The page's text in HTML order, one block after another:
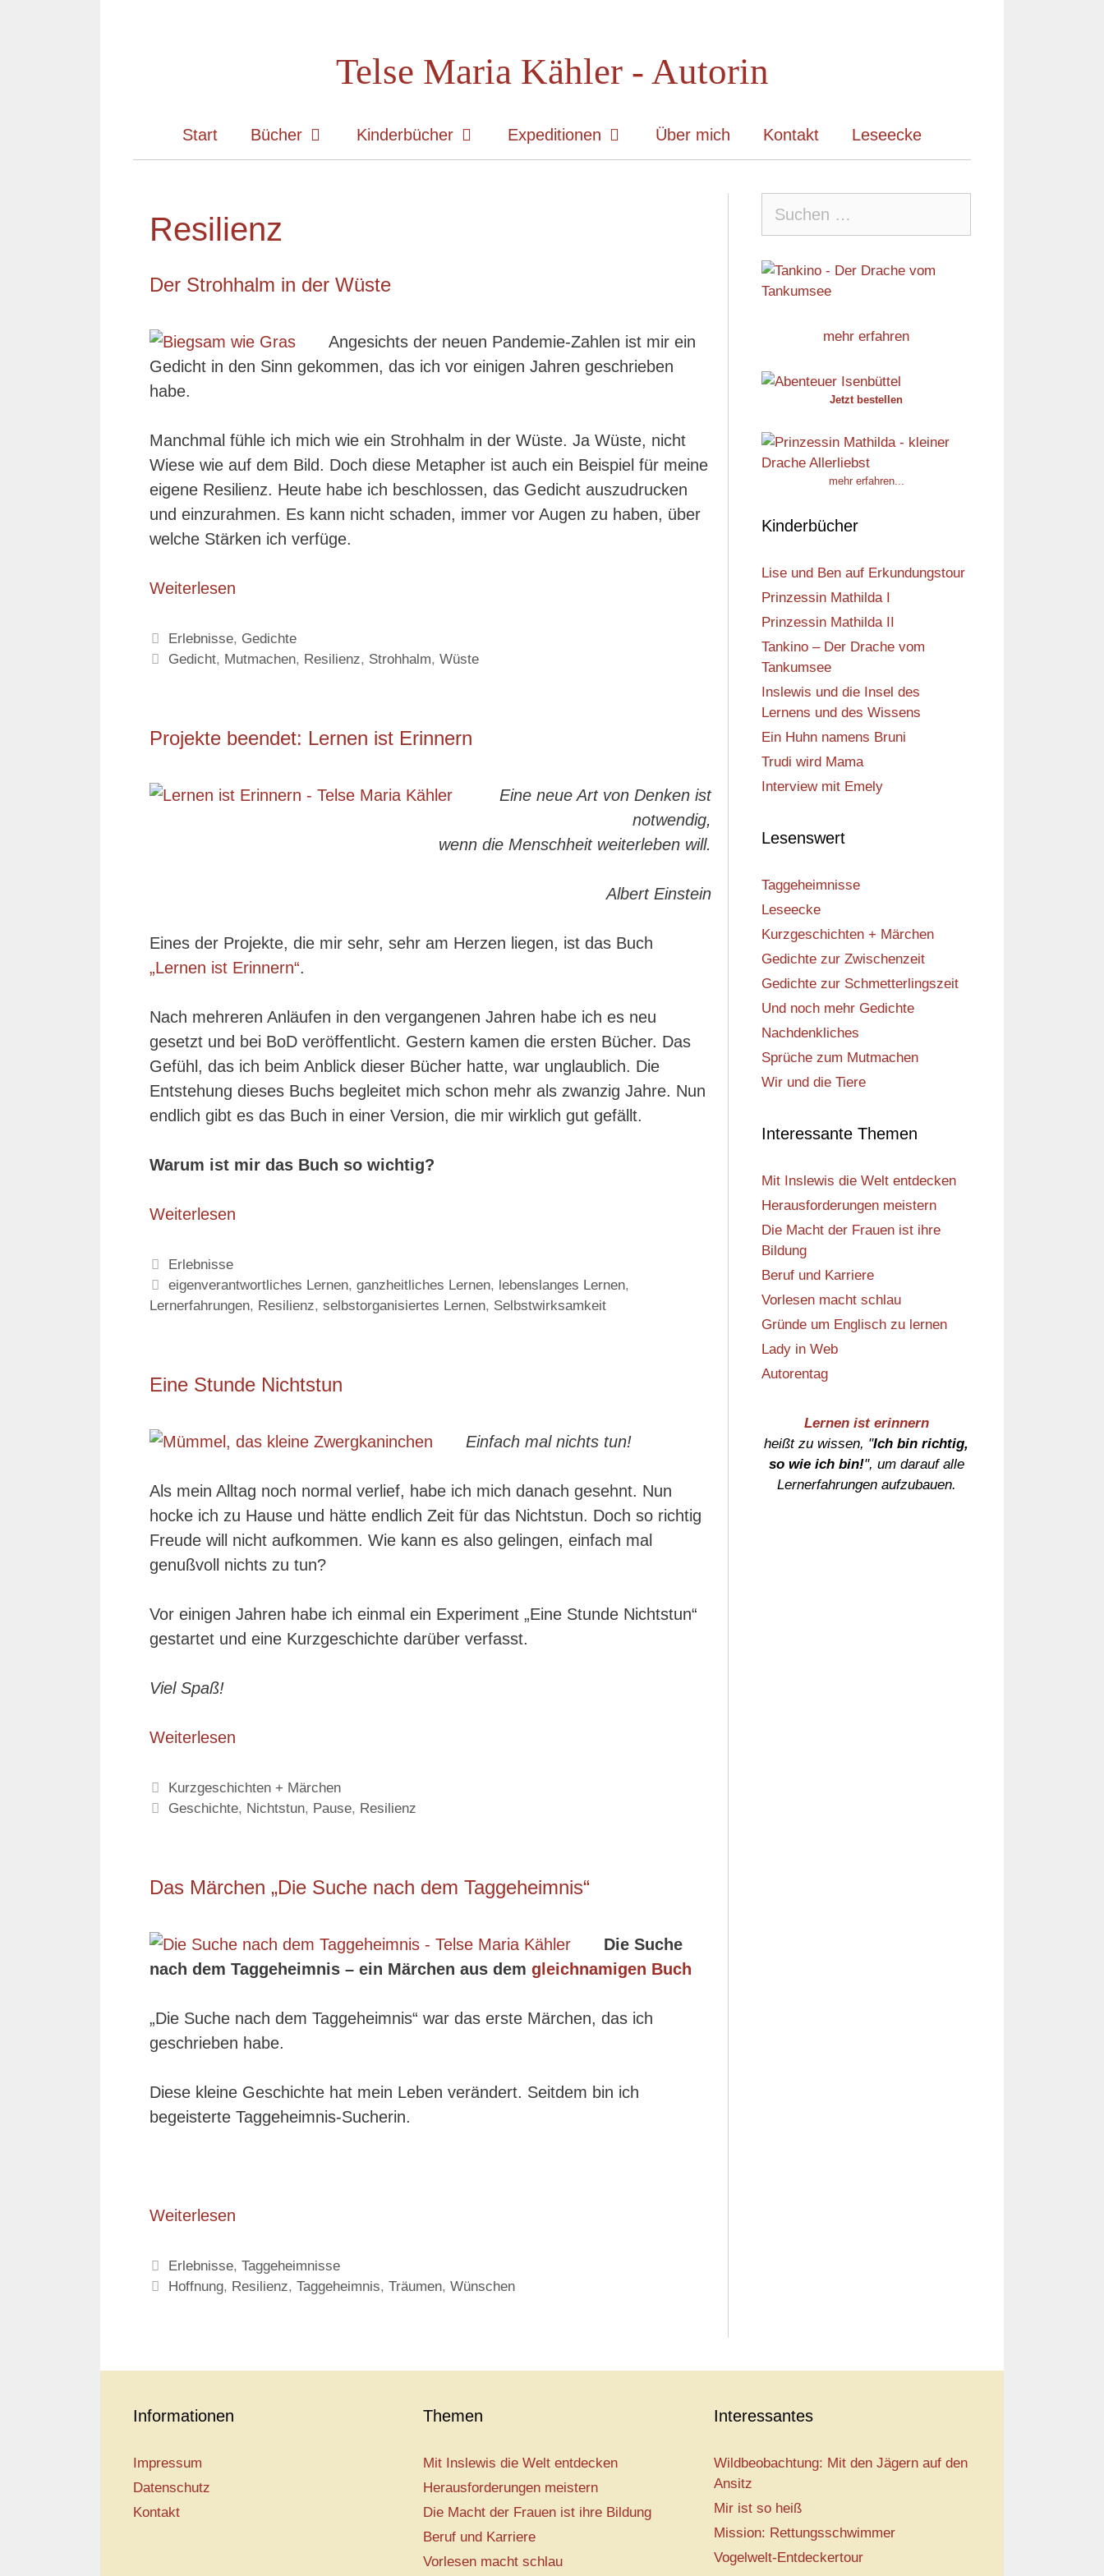
Telse Maria Kähler - Autorin
Start Bücher Kinderbücher Expeditionen Über mich Kontakt Leseecke
Resilienz
Der Strohhalm in der Wüste
Angesichts der neuen Pandemie-Zahlen ist mir ein
Gedicht in den Sinn gekommen, das ich vor einigen Jahren geschrieben
habe.
Manchmal fühle ich mich wie ein Strohhalm in der Wüste. Ja Wüste, nicht
Wiese wie auf dem Bild. Doch diese Metapher ist auch ein Beispiel für meine
eigene Resilienz. Heute habe ich beschlossen, das Gedicht auszudrucken
und einzurahmen. Es kann nicht schaden, immer vor Augen zu haben, über
welche Stärken ich verfüge.
Weiterlesen
Kategorien
Erlebnisse, Gedichte
Schlagwörter
Gedicht, Mutmachen, Resilienz, Strohhalm,Wüste
Projekte beendet: Lernen ist Erinnern
Eine neue Art von Denken ist
notwendig,
wenn die Menschheit weiterleben will.
Albert Einstein
Eines der Projekte, die mir sehr, sehr am Herzen liegen, ist das Buch
„Lernen ist Erinnern“.
Nach mehreren Anläufen in den vergangenen Jahren habe ich es neu
gesetzt und bei BoD veröffentlicht. Gestern kamen die ersten Bücher. Das
Gefühl, das ich beim Anblick dieser Bücher hatte, war unglaublich. Die
Entstehung dieses Buchs begleitet mich schon mehr als zwanzig Jahre. Nun
endlich gibt es das Buch in einer Version, die mir wirklich gut gefällt.
Warum ist mir das Buch so wichtig?
Weiterlesen
Kategorien
Erlebnisse
Schlagwörter
eigenverantwortliches Lernen,ganzheitliches Lernen, lebenslanges Lernen,
Lernerfahrungen, Resilienz, selbstorganisiertes Lernen, Selbstwirksamkeit
Eine Stunde Nichtstun
Einfach mal nichts tun!
Als mein Alltag noch normal verlief, habe ich mich danach gesehnt. Nun
hocke ich zu Hause und hätte endlich Zeit für das Nichtstun. Doch so richtig
Freude will nicht aufkommen. Wie kann es also gelingen, einfach mal
genußvoll nichts zu tun?
Vor einigen Jahren habe ich einmal ein Experiment „Eine Stunde Nichtstun“
gestartet und eine Kurzgeschichte darüber verfasst.
Viel Spaß!
Weiterlesen
Kategorien
Kurzgeschichten + Märchen
Schlagwörter
Geschichte, Nichtstun, Pause, Resilienz
Das Märchen „Die Suche nach dem Taggeheimnis“
Die Suche
nach dem Taggeheimnis – ein Märchen aus dem gleichnamigen Buch
„Die Suche nach dem Taggeheimnis“ war das erste Märchen, das ich
geschrieben habe.
Diese kleine Geschichte hat mein Leben verändert. Seitdem bin ich
begeisterte Taggeheimnis-Sucherin.
Weiterlesen
Kategorien
Erlebnisse,Taggeheimnisse
Schlagwörter
Hoffnung, Resilienz,Taggeheimnis,Träumen,Wünschen
nach:
mehr erfahren
Jetzt bestellen
mehr erfahren...
Kinderbücher
Lise und Ben auf Erkundungstour
Prinzessin Mathilda I
Prinzessin Mathilda II
Tankino – Der Drache vom
Tankumsee
Inslewis und die Insel des
Lernens und des Wissens
Ein Huhn namens Bruni
Trudi wird Mama
Interview mit Emely
Lesenswert
Taggeheimnisse
Leseecke
Kurzgeschichten + Märchen
Gedichte zur Zwischenzeit
Gedichte zur Schmetterlingszeit
Und noch mehr Gedichte
Nachdenkliches
Sprüche zum Mutmachen
Wir und die Tiere
Interessante Themen
Mit Inslewis die Welt entdecken
Herausforderungen meistern
Die Macht der Frauen ist ihre
Bildung
Beruf und Karriere
Vorlesen macht schlau
Gründe um Englisch zu lernen
Lady in Web
Autorentag
Lernen ist erinnern
heißt zu wissen, "Ich bin richtig,
so wie ich bin!", um darauf alle
Lernerfahrungen aufzubauen.
Informationen
Impressum
Datenschutz
Kontakt
Themen
Mit Inslewis die Welt entdecken
Herausforderungen meistern
Die Macht der Frauen ist ihre Bildung
Beruf und Karriere
Vorlesen macht schlau
Interessantes
Wildbeobachtung: Mit den Jägern auf den
Ansitz
Mir ist so heiß
Mission: Rettungsschwimmer
Vogelwelt-Entdeckertour